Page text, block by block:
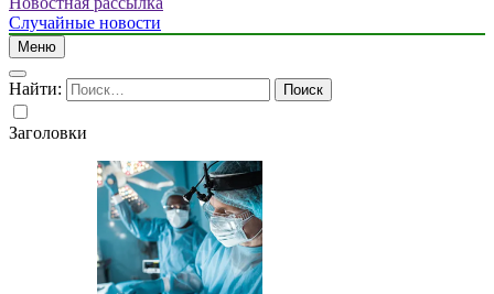
Случайные новости
Меню
Найти:
Заголовки